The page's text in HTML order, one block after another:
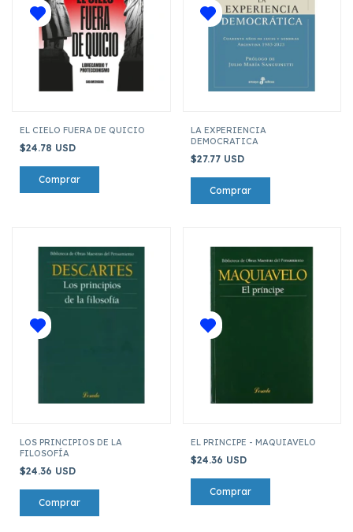
EL CIELO FUERA DE QUICIO
$24.78 USD
LA EXPERIENCIA
DEMOCRATICA
$27.77 USD
LOS PRINCIPIOS DE LA
FILOSOFÍA
$24.36 USD
EL PRINCIPE - MAQUIAVELO
$24.36 USD